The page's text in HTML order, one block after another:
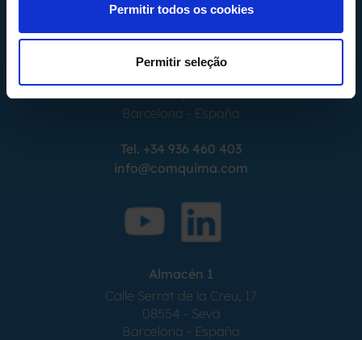
Permitir todos os cookies
Permitir seleção
Calle Alemania, 32
Barcelona - España
Tel. +34 936 460 403
info@comquima.com
Almacén 1
Calle Serrat de la Creu, 17
08554 - Seva
Barcelona - España